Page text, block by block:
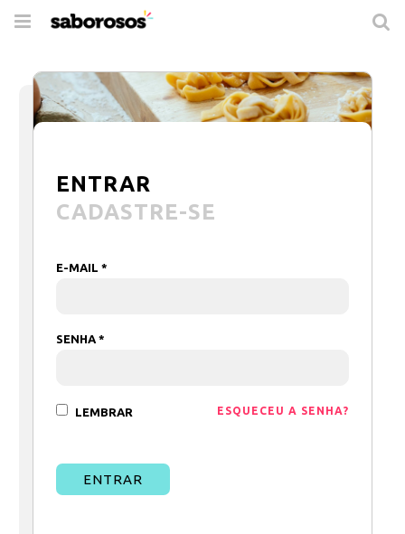
Trocar
ENTRAR
CADASTRE-SE
E-MAIL *
SENHA *
LEMBRAR ESQUECEU A SENHA?
ENTRAR